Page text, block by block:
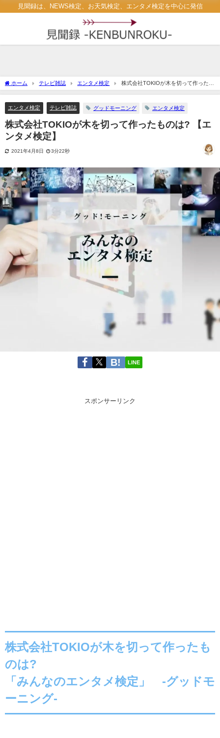
見聞録は、NEWS検定、お天気検定、エンタメ検定を中心に発信
ホーム テレビ雑誌 エンタメ検定
株式会社TOKIOが木を切って作ったも
のは? 【エンタメ検定】
エンタメ検定 テレビ雑誌 グッドモーニング エンタメ検定
株式会社TOKIOが木を切って作ったものは? 【エ
ンタメ検定】
2021年4月8日 3分22秒
LINE
スポンサーリンク
株式会社TOKIOが木を切って作ったも
のは?
「みんなのエンタメ検定」 -グッドモ
ーニング-